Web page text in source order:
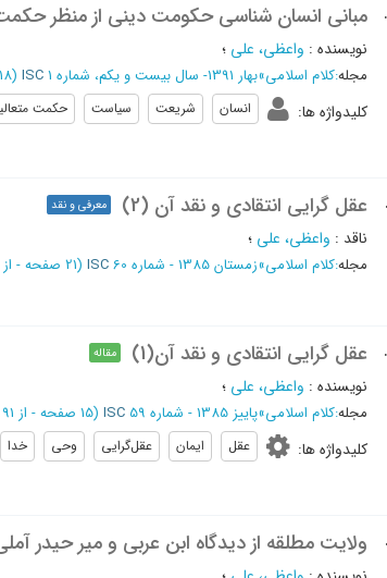
مبانی انسان شناسی حکومت دینی از منظر
نویسنده : واعظی، علی ؛
مجله:کلام اسلامی»بهار 1391- سال بیست و یکم، شماره 1 ISC (‎18 صفحه -
کلیدواژه ها: انسان شریعت سیاست حکمت
عقل گرایی انتقادی و نقد آن (2) معرفی و نقد
ناقد : واعظی، علی ؛
مجله:کلام اسلامی»زمستان 1385 - شماره 60 ISC (‎21 صفحه - از 60 تا 80
عقل گرایی انتقادی و نقد آن(1) مقاله
نویسنده : واعظی، علی ؛
مجله:کلام اسلامی»پاييز 1385 - شماره 59 ISC (‎15 صفحه - از 91 تا 105
کلیدواژه ها: عقل ایمان عقل‌گرایی وحی خدا
ولایت مطلقه از دیدگاه ابن عربی و میر حیدر